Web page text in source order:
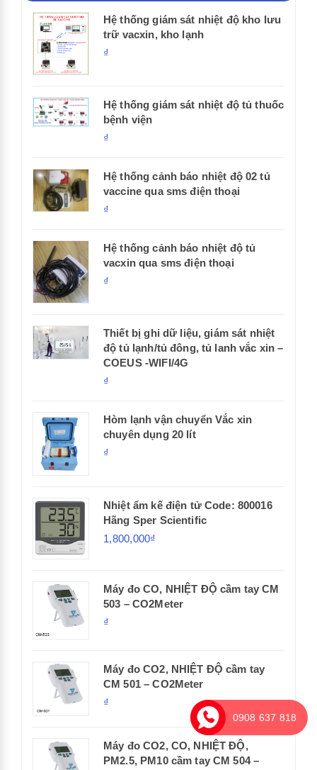
Hệ thống giám sát nhiệt độ kho lưu
trữ vacxin, kho lạnh
₫
Hệ thống giám sát nhiệt độ tủ thuốc
bệnh viện
₫
Hệ thống cảnh báo nhiệt độ 02 tủ
vaccine qua sms điện thoại
₫
Hệ thống cảnh báo nhiệt độ tủ
vacxin qua sms điện thoại
₫
Thiết bị ghi dữ liệu, giám sát nhiệt
độ tủ lạnh/tủ đông, tủ lanh vắc xin –
COEUS -WIFI/4G
₫
Hòm lạnh vận chuyển Vắc xin
chuyên dụng 20 lít
₫
Nhiệt ẩm kế điện tử Code: 800016
Hãng Sper Scientific
1,800,000₫
Máy đo CO, NHIỆT ĐỘ cầm tay CM
503 – CO2Meter
₫
Máy đo CO2, NHIỆT ĐỘ cầm tay
CM 501 – CO2Meter
₫
Máy đo CO2, CO, NHIỆT ĐỘ,
PM2.5, PM10 cầm tay CM 504 –
0908 637 818